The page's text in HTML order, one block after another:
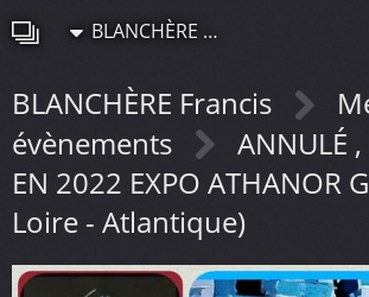
BLANCHÈRE Francis
BLANCHÈRE Francis
évènements
ANNULÉ ,
EN 2022 EXPO ATHANOR
Loire - Atlantique)